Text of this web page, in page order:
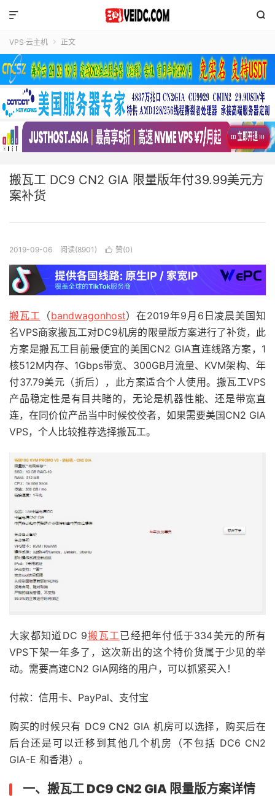


VPS·云主机  正文
搬瓦工 DC9 CN2 GIA 限量版年付39.99美元方
案补货
2019-09-06 阅读(8901)  赞(0)
搬瓦工 （bandwagonhost）在2019年9月6日凌晨美国知
名VPS商家搬瓦工对DC9机房的限量版方案进行了补货，此
方案是搬瓦工目前最便宜的美国CN2 GIA直连线路方案，1
核512M内存、1Gbps带宽、300GB月流量、KVM架构、年
付37.79美元（折后），此方案适合个人使用。搬瓦工VPS
产品稳定性是有目共睹的，无论是机器性能、还是带宽直
连，在同价位产品当中时候佼佼者，如果需要美国CN2 GIA
VPS，个人比较推荐选择搬瓦工。
大家都知道DC 9搬瓦工已经把年付低于334美元的所有
VPS下架一年多了，这次新出的这个特价货属于少见的举
动。需要高速CN2 GIA网络的用户，可以抓紧买入！
付款：信用卡、PayPal、支付宝
购买的时候只有 DC9 CN2 GIA 机房可以选择，购买后在
后台还是可以迁移到其他几个机房（不包括 DC6 CN2
GIA-E 和香港）。
一、搬瓦工 DC9 CN2 GIA 限量版方案详情